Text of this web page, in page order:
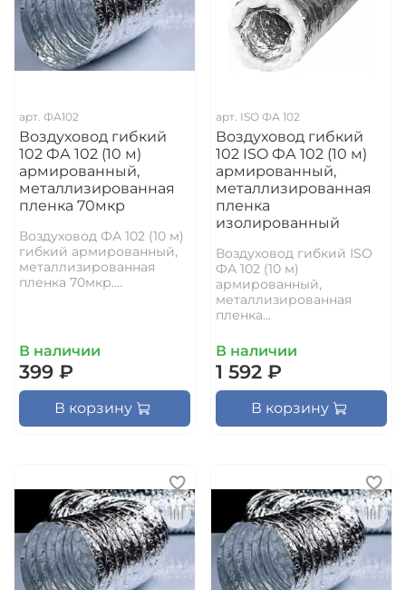
арт. ФА102
Воздуховод гибкий
102 ФА 102 (10 м)
армированный,
металлизированная
пленка 70мкр
Воздуховод ФА 102 (10 м)
гибкий армированный,
металлизированная
пленка 70мкр....
В наличии
399 ₽
В корзину
арт. ISO ФА 102
Воздуховод гибкий
102 ISO ФА 102 (10 м)
армированный,
металлизированная
пленка
изолированный
Воздуховод гибкий ISO
ФА 102 (10 м)
армированный,
металлизированная
пленка...
В наличии
1 592 ₽
В корзину